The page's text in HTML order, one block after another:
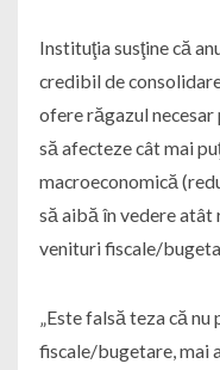
Instituţia susţine că
credibil de
ofere răgazul
să afecteze cât mai
macroeconomică
să aibă în vedere atât
venituri fiscale/
„Este falsă teza că
fiscale/bugetare, mai